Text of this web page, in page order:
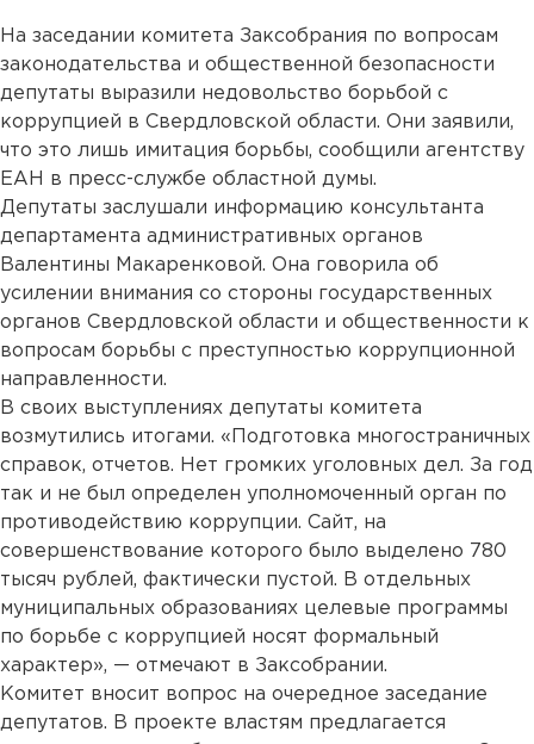
На заседании комитета Заксобрания по вопросам
законодательства и общественной безопасности
депутаты выразили недовольство борьбой с
коррупцией в Свердловской области. Они заявили,
что это лишь имитация борьбы, сообщили агентству
ЕАН в пресс-службе областной думы.
Депутаты заслушали информацию консультанта
департамента административных органов
Валентины Макаренковой. Она говорила об
усилении внимания со стороны государственных
органов Свердловской области и общественности к
вопросам борьбы с преступностью коррупционной
направленности.
В своих выступлениях депутаты комитета
возмутились итогами. «Подготовка многостраничных
справок, отчетов. Нет громких уголовных дел. За год
так и не был определен уполномоченный орган по
противодействию коррупции. Сайт, на
совершенствование которого было выделено 780
тысяч рублей, фактически пустой. В отдельных
муниципальных образованиях целевые программы
по борьбе с коррупцией носят формальный
характер», — отмечают в Заксобрании.
Комитет вносит вопрос на очередное заседание
депутатов. В проекте властям предлагается